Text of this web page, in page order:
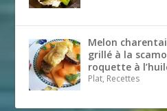
Melon
grillé à la
roquette à
Plat, Recettes